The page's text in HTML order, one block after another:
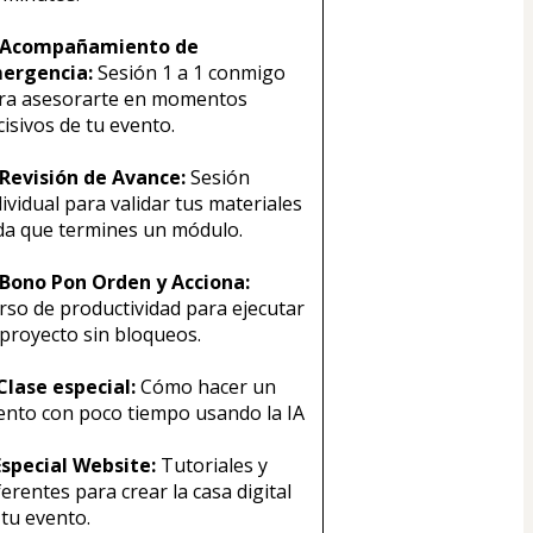
de
Sesión 1 a 1 conmigo
asesorarte en momentos
de tu evento.
de Avance: Sesión
para validar tus materiales
que termines un módulo.
Pon Orden y Acciona:
de productividad para ejecutar
sin bloqueos.
especial: Cómo hacer un
con poco tiempo usando la IA
Website: Tutoriales y
para crear la casa digital
evento.